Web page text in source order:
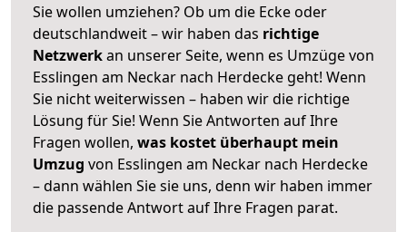
Sie wollen umziehen? Ob um die Ecke oder
deutschlandweit – wir haben das richtige
Netzwerkan unserer Seite, wenn es Umzüge von
Esslingen am Neckar nach Herdecke geht! Wenn
Sie nicht weiterwissen – haben wir die richtige
Lösung für Sie! Wenn Sie Antworten auf Ihre
Fragen wollen, was kostet überhaupt mein
Umzug von Esslingen am Neckar nach Herdecke
– dann wählen Sie sie uns, denn wir haben immer
die passende Antwort auf Ihre Fragen parat.